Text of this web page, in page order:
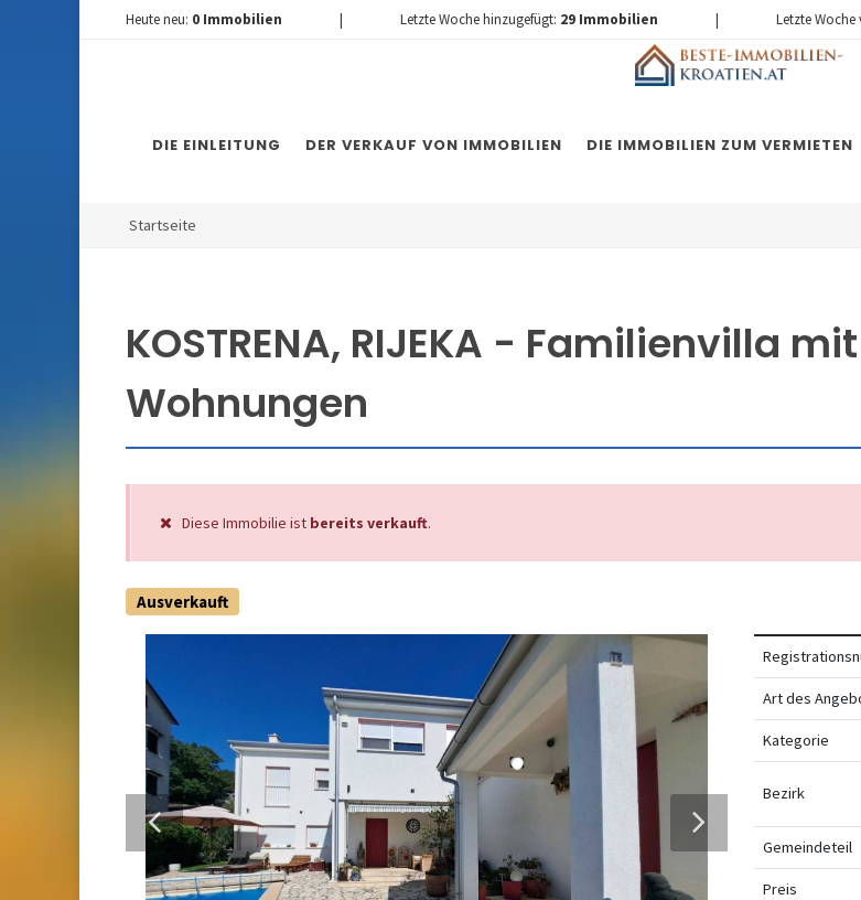
Heute neu: 0 Immobilien | Letzte Woche hinzugefügt: 29 Immobilien | Letzte Woche
DIE EINLEITUNG DER VERKAUF VON IMMOBILIEN DIE IMMOBILIEN ZUM VERMIETEN
Startseite
KOSTRENA, RIJEKA - Familienvilla
Wohnungen
Diese Immobilie ist bereits verkauft.
Ausverkauft
Art des
Kategorie
Bezirk
Gemeindeteil
Preis